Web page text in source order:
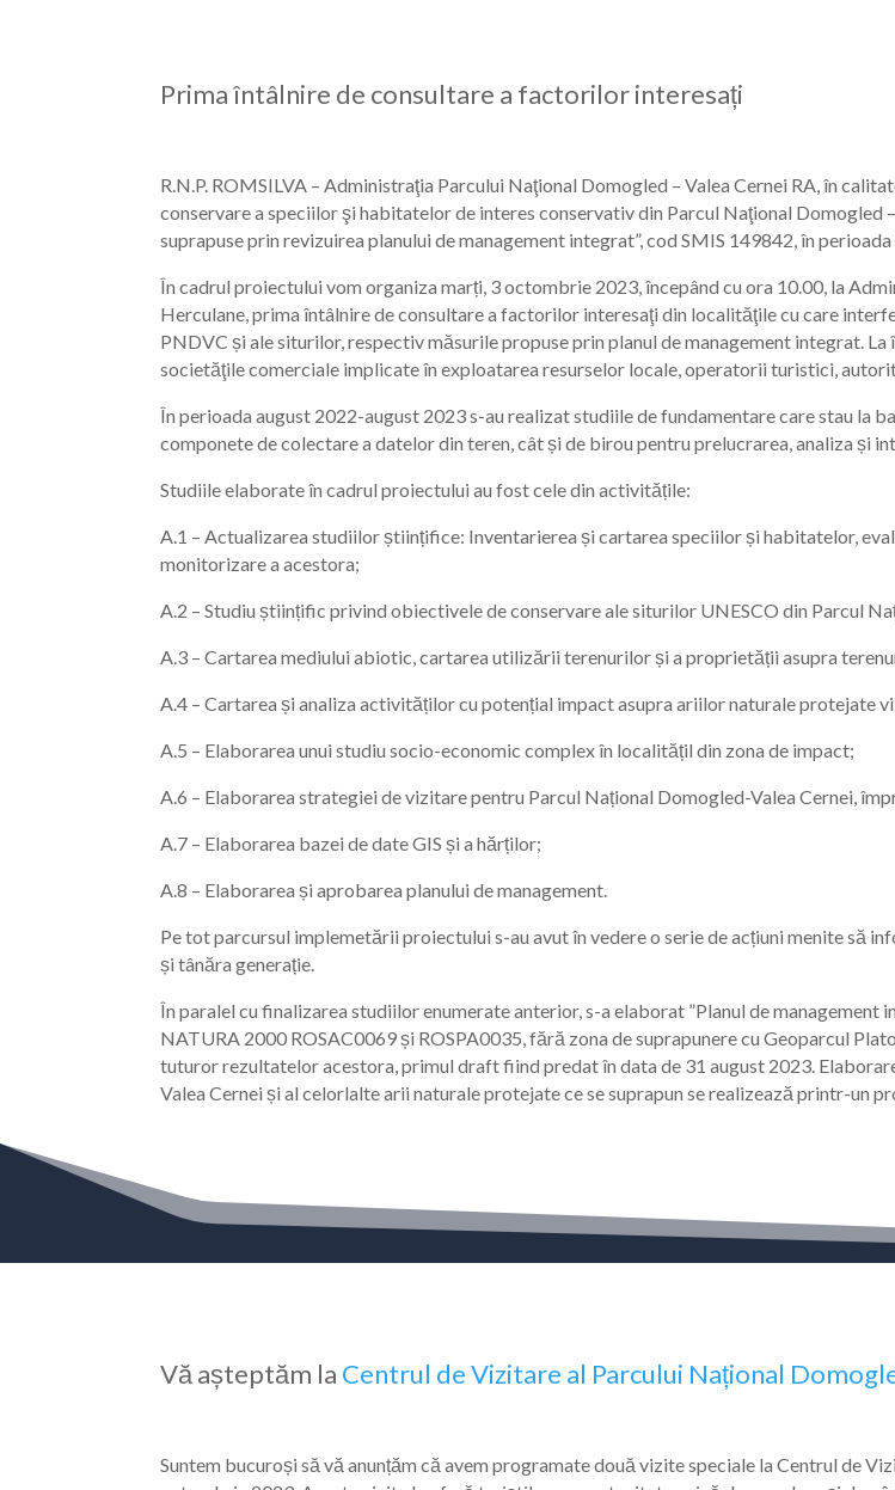
Prima întâlnire de consultare a factorilor interesați
R.N.P. ROMSILVA – Administraţia Parcului Naţional Domogled – Valea Cernei RA, în
conservare a speciilor şi habitatelor de interes conservativ din Parcul Naţional Domogled
suprapuse prin revizuirea planului de management integrat”, cod SMIS 149842, în
În cadrul proiectului vom organiza marți, 3 octombrie 2023, începând cu ora 10.00, la
Herculane, prima întâlnire de consultare a factorilor interesaţi din localităţile cu care
PNDVC și ale siturilor, respectiv măsurile propuse prin planul de management integrat.
societăţile comerciale implicate în exploatarea resurselor locale, operatorii turistici,
În perioada august 2022-august 2023 s-au realizat studiile de fundamentare care stau la
componete de colectare a datelor din teren, cât și de birou pentru prelucrarea, analiza și
Studiile elaborate în cadrul proiectului au fost cele din activitățile:
A.1 – Actualizarea studiilor științifice: Inventarierea și cartarea speciilor și habitatelor,
monitorizare a acestora;
A.2 – Studiu științific privind obiectivele de conservare ale siturilor UNESCO din Parcul
A.3 – Cartarea mediului abiotic, cartarea utilizării terenurilor și a proprietății asupra
A.4 – Cartarea și analiza activităților cu potențial impact asupra ariilor naturale protejate
A.5 – Elaborarea unui studiu socio-economic complex în localitățil din zona de impact;
A.6 – Elaborarea strategiei de vizitare pentru Parcul Național Domogled-Valea Cernei,
A.7 – Elaborarea bazei de date GIS și a hărților;
A.8 – Elaborarea și aprobarea planului de management.
Pe tot parcursul implemetării proiectului s-au avut în vedere o serie de acțiuni menite să
și tânăra generație.
În paralel cu finalizarea studiilor enumerate anterior, s-a elaborat ”Planul de
NATURA 2000 ROSAC0069 și ROSPA0035, fără zona de suprapunere cu Geoparcul
tuturor rezultatelor acestora, primul draft fiind predat în data de 31 august 2023.
Valea Cernei și al celorlalte arii naturale protejate ce se suprapun se realizează printr-un
Vă așteptăm la Centrul de Vizitare al Parcului Național
Suntem bucuroși să vă anunțăm că avem programate două vizite speciale la Centrul de